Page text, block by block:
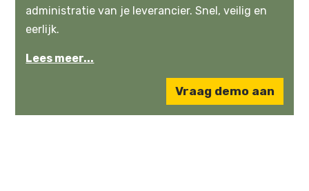
administratie van je leverancier. Snel, veilig en
eerlijk.
Lees meer...
Vraag demo aan